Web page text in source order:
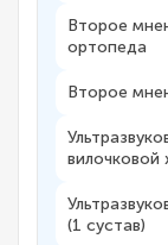
Второе
ортопеда
Второе
вилочковой
(1 сустав)